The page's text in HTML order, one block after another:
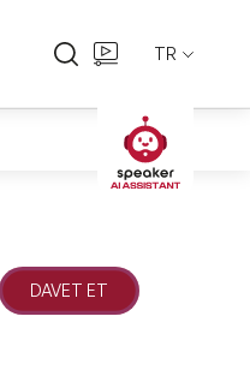
TR
EN
TR
DAVET ET